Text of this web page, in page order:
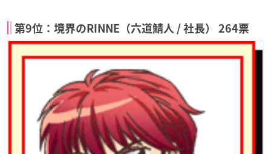
第9位：境界のRINNE（六道鯖人 / 社長） 264票